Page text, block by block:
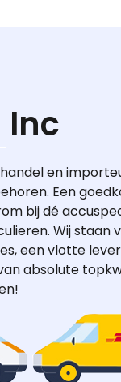
Inc
en
Een
bij dé
Wij staan
een vlotte
absolute